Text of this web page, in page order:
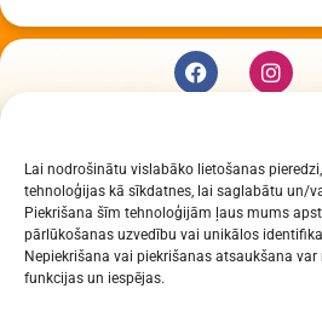
Lai nodrošinātu vislabāko lietošanas
tehnoloģijas kā sīkdatnes, lai saglabātu un/
Piekrišana šīm tehnoloģijām ļaus mums
pārlūkošanas uzvedību vai unikālos
Nepiekrišana vai piekrišanas atsaukšana
funkcijas un iespējas.
Daugavpils Zinātņu
Raiņa iela 30,
Reģ. Nr.
Daugavpils valstspilsētas